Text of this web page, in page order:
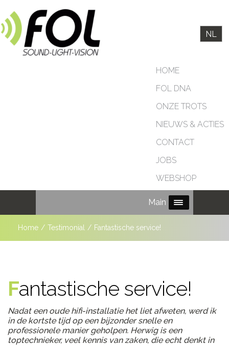
NL
HOME
FOL DNA
ONZE TROTS
NIEUWS & ACTIES
CONTACT
JOBS
WEBSHOP
Main Menu
Home / Testimonial / Fantastische service!
Fantastische service!
Nadat een oude hifi-installatie het liet afweten, werd ik
in de kortste tijd op een bijzonder snelle en
professionele manier geholpen. Herwig is een
toptechnieker, veel kennis van zaken, die echt denkt in